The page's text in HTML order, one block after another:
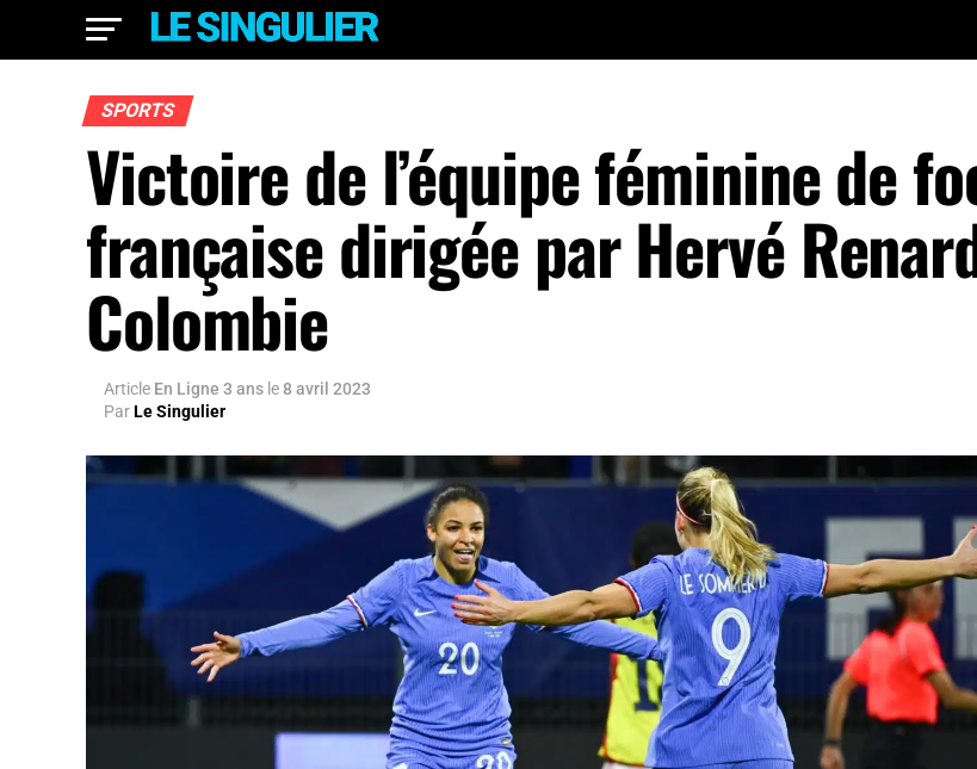
SPORTS
Victoire de l’équipe féminine de
française dirigée par Hervé
Colombie
Article En Ligne 3 ans le8 avril 2023
ParLe Singulier